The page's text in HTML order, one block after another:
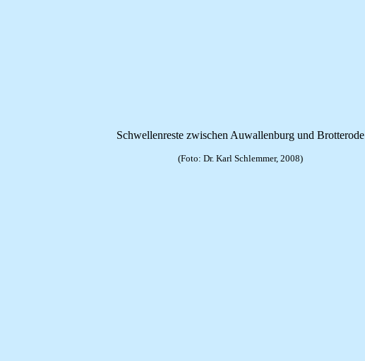
Schwellenreste zwischen Auwallenburg und Brotterode
(Foto: Dr. Karl Schlemmer, 2008)